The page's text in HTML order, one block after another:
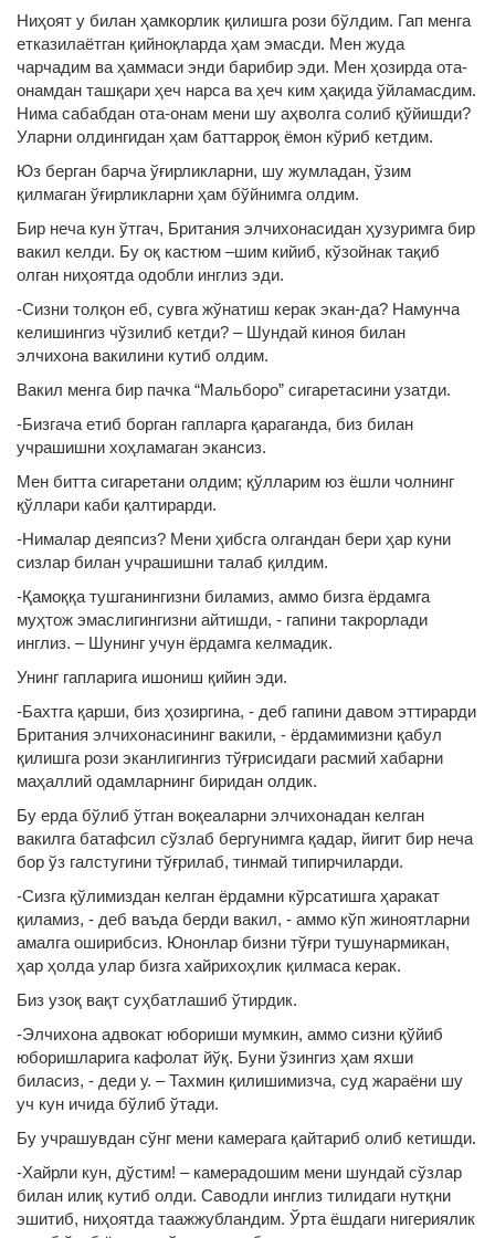
Ниҳоят у билан ҳамкорлик қилишга рози бўлдим. Гап менга
етказилаётган қийноқларда ҳам эмасди. Мен жуда
чарчадим ва ҳаммаси энди барибир эди. Мен ҳозирда ота-
онамдан ташқари ҳеч нарса ва ҳеч ким ҳақида ўйламасдим.
Нима сабабдан ота-онам мени шу аҳволга солиб қўйишди?
Уларни олдингидан ҳам баттарроқ ёмон кўриб кетдим.
Юз берган барча ўғирликларни, шу жумладан, ўзим
қилмаган ўғирликларни ҳам бўйнимга олдим.
Бир неча кун ўтгач, Британия элчихонасидан ҳузуримга бир
вакил келди. Бу оқ кастюм –шим кийиб, кўзойнак тақиб
олган ниҳоятда одобли инглиз эди.
-Сизни толқон еб, сувга жўнатиш керак экан-да? Намунча
келишингиз чўзилиб кетди? – Шундай киноя билан
элчихона вакилини кутиб олдим.
Вакил менга бир пачка “Мальборо” сигаретасини узатди.
-Бизгача етиб борган гапларга қараганда, биз билан
учрашишни хоҳламаган экансиз.
Мен битта сигаретани олдим; қўлларим юз ёшли чолнинг
қўллари каби қалтирарди.
-Нималар деяпсиз? Мени ҳибсга олгандан бери ҳар куни
сизлар билан учрашишни талаб қилдим.
-Қамоққа тушганингизни биламиз, аммо бизга ёрдамга
муҳтож эмаслигингизни айтишди, - гапини такрорлади
инглиз. – Шунинг учун ёрдамга келмадик.
Унинг гапларига ишониш қийин эди.
-Бахтга қарши, биз ҳозиргина, - деб гапини давом эттирарди
Британия элчихонасининг вакили, - ёрдамимизни қабул
қилишга рози эканлигингиз тўғрисидаги расмий хабарни
маҳаллий одамларнинг биридан олдик.
Бу ерда бўлиб ўтган воқеаларни элчихонадан келган
вакилга батафсил сўзлаб бергунимга қадар, йигит бир неча
бор ўз галстугини тўғрилаб, тинмай типирчиларди.
-Сизга қўлимиздан келган ёрдамни кўрсатишга ҳаракат
қиламиз, - деб ваъда берди вакил, - аммо кўп жиноятларни
амалга оширибсиз. Юнонлар бизни тўғри тушунармикан,
ҳар ҳолда улар бизга хайрихоҳлик қилмаса керак.
Биз узоқ вақт суҳбатлашиб ўтирдик.
-Элчихона адвокат юбориши мумкин, аммо сизни қўйиб
юборишларига кафолат йўқ. Буни ўзингиз ҳам яхши
биласиз, - деди у. – Тахмин қилишимизча, суд жараёни шу
уч кун ичида бўлиб ўтади.
Бу учрашувдан сўнг мени камерага қайтариб олиб кетишди.
-Хайрли кун, дўстим! – камерадошим мени шундай сўзлар
билан илиқ кутиб олди. Саводли инглиз тилидаги нутқни
эшитиб, ниҳоятда таажжубландим. Ўрта ёшдаги нигериялик